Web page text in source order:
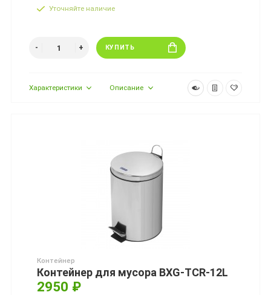
Уточняйте наличие
КУПИТЬ
Характеристики Описание
Контейнер
Контейнер для мусора BXG-TCR-12L
2950 ₽